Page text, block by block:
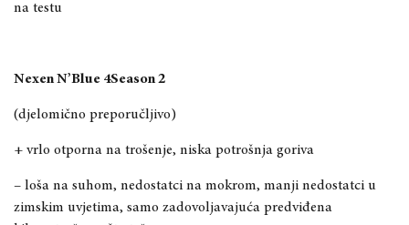
na testu
Nexen N’Blue 4Season 2
(djelomično preporučljivo)
+ vrlo otporna na trošenje, niska potrošnja goriva
– loša na suhom, nedostatci na mokrom, manji nedostatci u
zimskim uvjetima, samo zadovoljavajuća predviđena